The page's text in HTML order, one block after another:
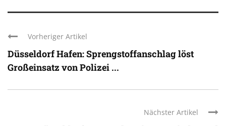
Vorheriger Artikel
Düsseldorf Hafen: Sprengstoffanschlag löst
Großeinsatz von Polizei ...
Nächster Artikel